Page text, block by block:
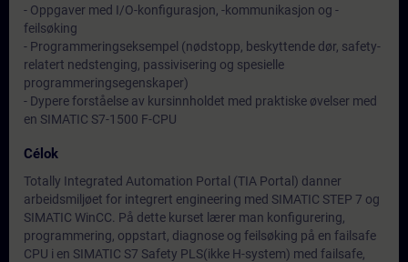
- Oppgaver med I/O-konfigurasjon, -kommunikasjon og -
feilsøking
- Programmeringseksempel (nødstopp, beskyttende dør, safety-
relatert nedstenging, passivisering og spesielle
programmeringsegenskaper)
- Dypere forståelse av kursinnholdet med praktiske øvelser med
en SIMATIC S7-1500 F-CPU
Célok
Totally Integrated Automation Portal (TIA Portal) danner
arbeidsmiljøet for integrert engineering med SIMATIC STEP 7 og
SIMATIC WinCC. På dette kurset lærer man konfigurering,
programmering, oppstart, diagnose og feilsøking på en failsafe
CPU i en SIMATIC S7 Safety PLS(ikke H-system) med failsafe,